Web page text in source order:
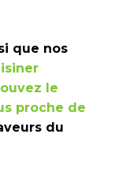
que nos
le
proche de
du